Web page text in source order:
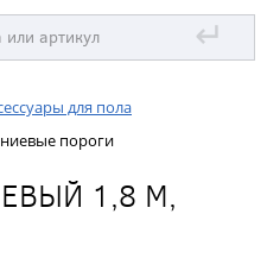
↵
для пола
пороги
1,8 М,